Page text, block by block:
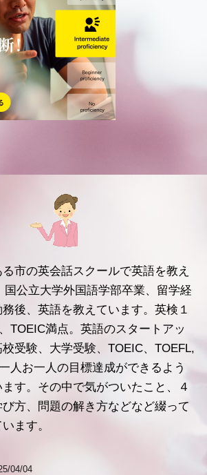
市の英会話スクールで英語を教え
国公立大学外国語学部卒業、留学経
後、英語を教えています。英検１
TOEIC満点。英語のスタートアッ
受験、大学受験、TOEIC、TOEFL,
人お一人の目標達成ができるよう
す。その中で気がついたこと、４
方、問題の解き方などなど綴って
ます。
04/04